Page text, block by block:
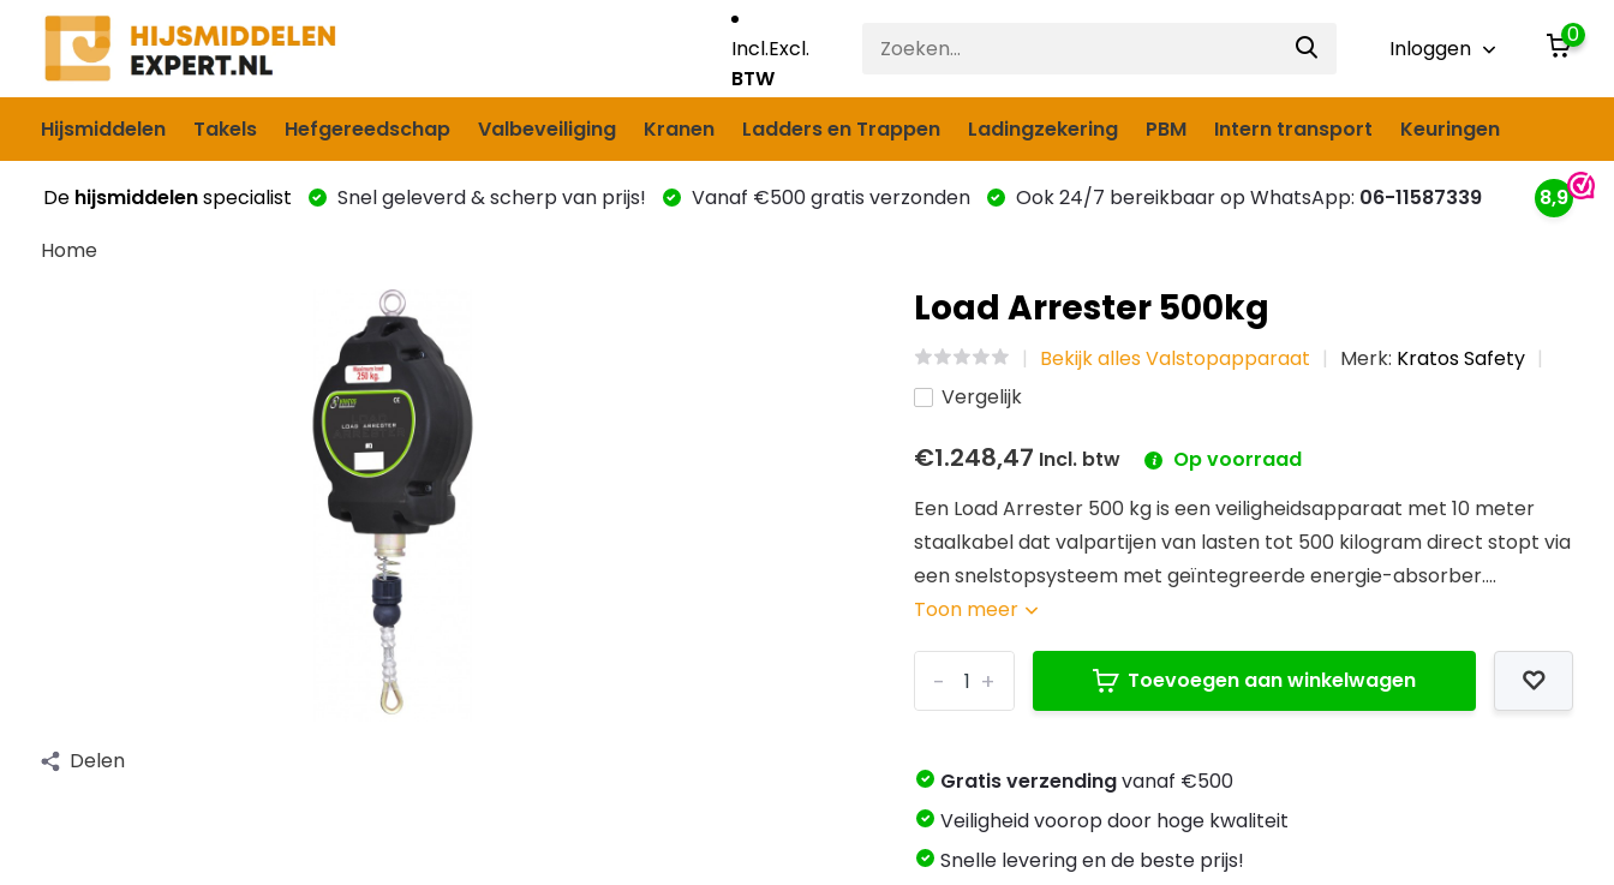
Incl.Excl.
BTW
Inloggen
0
Hijsmiddelen Takels Hefgereedschap Valbeveiliging Kranen Ladders en Trappen Ladingzekering PBM Intern transport Keuringen
De hijsmiddelenspecialist Snel geleverd & scherp van prijs! Vanaf €500 gratis verzonden Ook 24/7 bereikbaar op WhatsApp: 06-11587339
8,9
Home
Delen
Load Arrester 500kg
Bekijk alles Valstopapparaat Merk: Kratos Safety
Vergelijk
€1.248,47 Incl. btw
Op voorraad
Een Load Arrester 500 kg is een veiligheidsapparaat met 10 meter
staalkabel dat valpartijen van lasten tot 500 kilogram direct stopt via
een snelstopsysteem met geïntegreerde energie-absorber....
Toon meer
+
- Toevoegen aan winkelwagen
Gratis verzendingvanaf €500
Veiligheid voorop door hoge kwaliteit
Snelle levering en de beste prijs!